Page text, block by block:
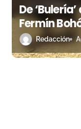
De
Fermín
Redacción